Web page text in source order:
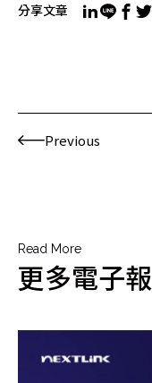
分享文章
Previous
Read More
更多電子報